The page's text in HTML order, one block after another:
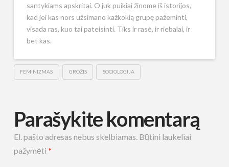
santykiams apskritai. O juk puikiai žinome iš istorijos,
kad jei kas nors užsimano kažkokią grupę pažeminti,
visada ras, kuo tai pateisinti. Tiks ir rasė, ir riebalai, ir
bet kas.
FEMINIZMAS GROŽIS SOCIOLOGIJA
Parašykite komentarą
El. pašto adresas nebus skelbiamas. Būtini laukeliai
pažymėti *